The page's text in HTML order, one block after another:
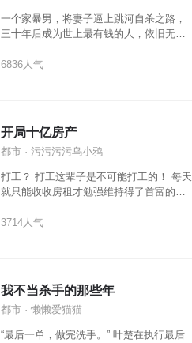
一个家暴男，将妻子逼上跳河自杀之路，
三十年后成为世上最有钱的人，依旧无法
憾，利用三十年记忆疯狂敛财，七个月让
6836人气
开局十亿房产
都市 · 污污污污乌小鸦
打工？ 打工这辈子是不可能打工的！ 每天
就只能收收房租才勉强维持得了首富的生
3714人气
我不当杀手的那些年
都市 · 懒懒爱猫猫
“最后一单，做完洗手。” 叶楚在执行最后